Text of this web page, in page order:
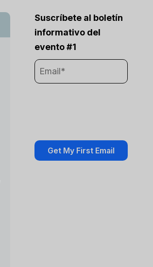
Suscríbete al boletín
informativo del
evento #1